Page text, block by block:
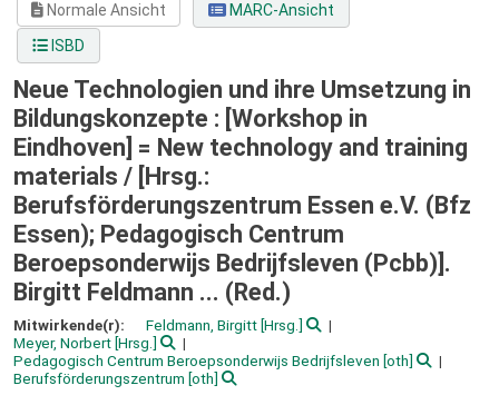
Normale Ansicht
MARC-Ansicht
ISBD
Neue Technologien und ihre Umsetzung in
Bildungskonzepte : [Workshop in
Eindhoven] = New technology and training
materials / [Hrsg.:
Berufsförderungszentrum Essen e.V. (Bfz
Essen); Pedagogisch Centrum
Beroepsonderwijs Bedrijfsleven (Pcbb)].
Birgitt Feldmann ... (Red.)
Mitwirkende(r): Feldmann, Birgitt [Hrsg.]
Meyer, Norbert [Hrsg.]
Pedagogisch Centrum Beroepsonderwijs Bedrijfsleven [oth]
Berufsförderungszentrum [oth]